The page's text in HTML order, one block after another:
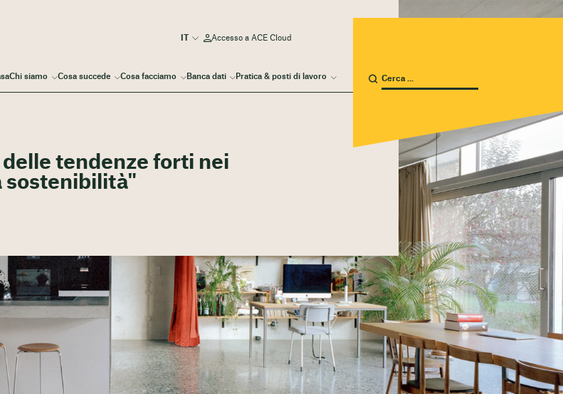
Chi siamo Cosa succede Cosa facciamo Banca dati Pratica & posti di lavoro
Accesso a ACE Cloud
tendenze forti nei
sostenibilità"